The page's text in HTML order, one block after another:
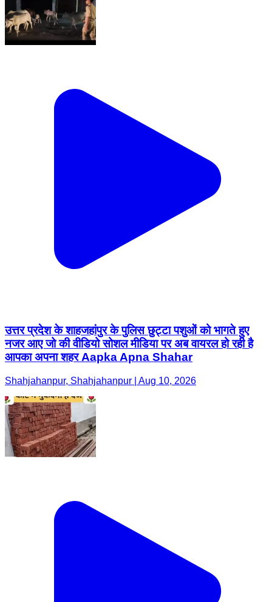
उत्तर प्रदेश के शाहजहांपुर के पुलिस छुट्टा पशुओं को भागते हुए
नजर आए जो की वीडियो सोशल मीडिया पर अब वायरल हो रही है
आपका अपना शहर Aapka Apna Shahar
Shahjahanpur, Shahjahanpur | Aug 10, 2026